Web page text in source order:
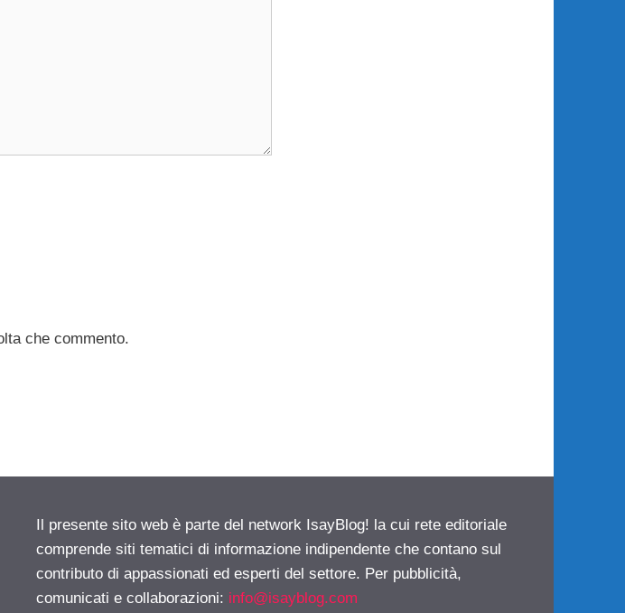
che commento.
Il presente sito web è parte del network IsayBlog! la cui rete editoriale
comprende siti tematici di informazione indipendente che contano sul
contributo di appassionati ed esperti del settore. Per pubblicità,
comunicati e collaborazioni: info@isayblog.com